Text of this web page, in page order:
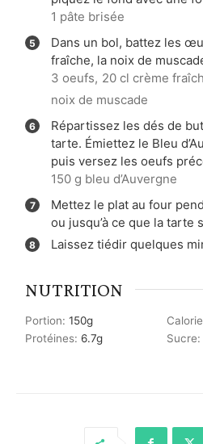
1 pâte brisée
Dans un bol, battez les
fraîche, la noix de
3 oeufs, 20 cl crème
noix de muscade
Répartissez les dés de
tarte. Émiettez le Bleu
puis versez les oeufs
150 g bleu d’Auvergne
Mettez le plat au four
ou jusqu’à ce que la tarte
Laissez tiédir quelques
NUTRITION
Portion: 150g
Protéines: 6.7g Sucre: